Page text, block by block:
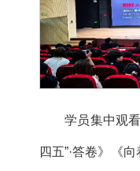
学员集中观
四五”·答卷》《